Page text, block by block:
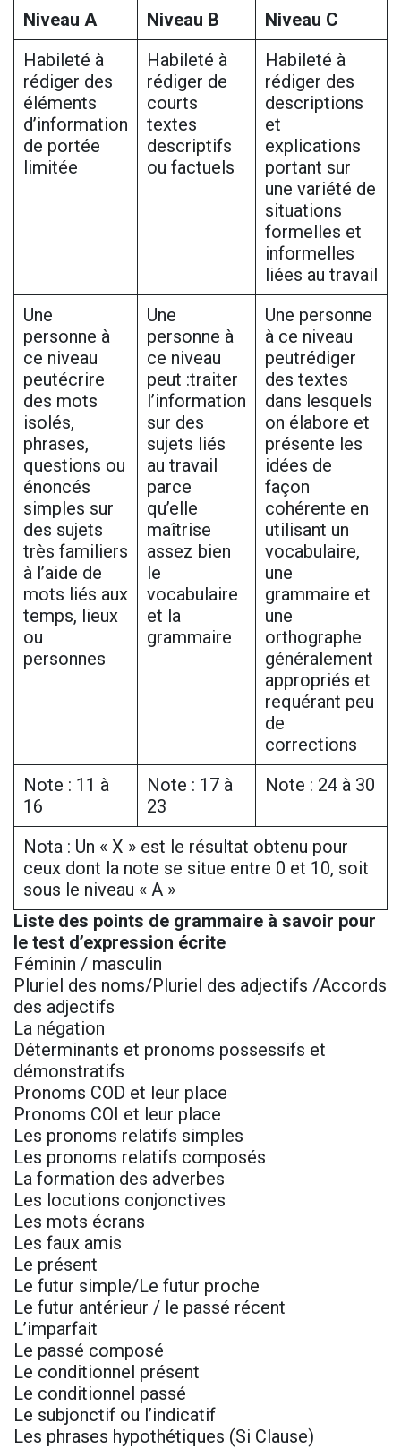
Niveau A
Niveau B
Niveau C
Habileté à
rédiger des
éléments
d’information
de portée
limitée
Habileté à
rédiger de
courts
textes
descriptifs
ou factuels
Habileté à
rédiger des
descriptions
et
explications
portant sur
une variété de
situations
formelles et
informelles
liées au travail
Une
personne à
ce niveau
peutécrire
des mots
isolés,
phrases,
questions ou
énoncés
simples sur
des sujets
très familiers
à l’aide de
mots liés aux
temps, lieux
ou
personnes
Une
personne à
ce niveau
peut :traiter
l’information
sur des
sujets liés
au travail
parce
qu’elle
maîtrise
assez bien
le
vocabulaire
et la
grammaire
Une personne
à ce niveau
peutrédiger
des textes
dans lesquels
on élabore et
présente les
idées de
façon
cohérente en
utilisant un
vocabulaire,
une
grammaire et
une
orthographe
généralement
appropriés et
requérant peu
de
corrections
Note : 11 à
16
Note : 17 à
23
Note : 24 à 30
Nota : Un « X » est le résultat obtenu pour
ceux dont la note se situe entre 0 et 10, soit
sous le niveau « A »
Liste des points de grammaire à savoir pour
le test d’expression écrite
Féminin / masculin
Pluriel des noms/Pluriel des adjectifs /Accords
des adjectifs
La négation
Déterminants et pronoms possessifs et
démonstratifs
Pronoms COD et leur place
Pronoms COI et leur place
Les pronoms relatifs simples
Les pronoms relatifs composés
La formation des adverbes
Les locutions conjonctives
Les mots écrans
Les faux amis
Le présent
Le futur simple/Le futur proche
Le futur antérieur / le passé récent
L’imparfait
Le passé composé
Le conditionnel présent
Le conditionnel passé
Le subjonctif ou l’indicatif
Les phrases hypothétiques (Si Clause)